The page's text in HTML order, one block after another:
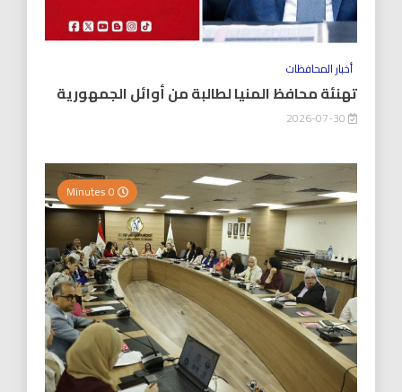
أخبار المحافظات
تهنئة محافظ المنيا لطالبة من أوائل الجمهورية